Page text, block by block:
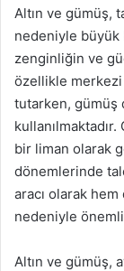
Altın ve gümüş,
nedeniyle büyük
zenginliğin ve
özellikle
tutarken, gümüş
bir liman olarak
dönemlerinde
aracı olarak
nedeniyle
Altın ve gümüş,